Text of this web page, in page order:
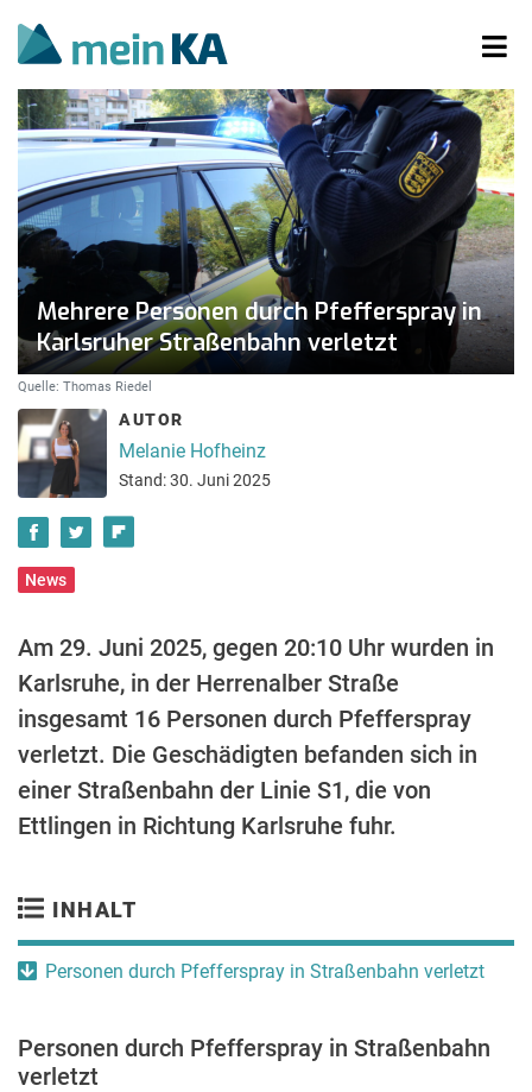
Mehrere Personen durch Pfefferspray in
Karlsruher Straßenbahn verletzt
Quelle: Thomas Riedel
AUTOR
Melanie Hofheinz
Stand: 30. Juni 2025
News
Am 29. Juni 2025, gegen 20:10 Uhr wurden in
Karlsruhe, in der Herrenalber Straße
insgesamt 16 Personen durch Pfefferspray
verletzt. Die Geschädigten befanden sich in
einer Straßenbahn der Linie S1, die von
Ettlingen in Richtung Karlsruhe fuhr.
INHALT
Personen durch Pfefferspray in Straßenbahn verletzt
Personen durch Pfefferspray in Straßenbahn
verletzt